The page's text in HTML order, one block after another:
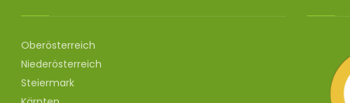
Oberösterreich
Niederösterreich
Steiermark